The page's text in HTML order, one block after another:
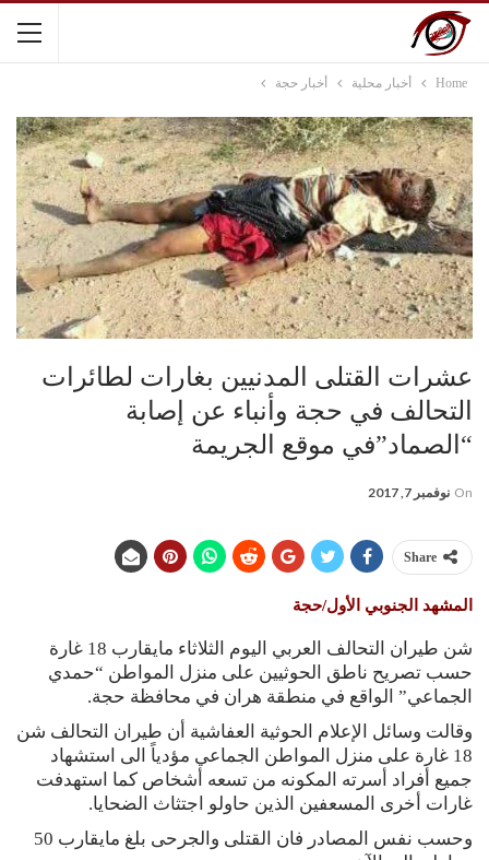
Home أخبار محلية أخبار حجة
عشرات القتلى المدنيين بغارات لطائرات
التحالف في حجة وأنباء عن إصابة
“الصماد”في موقع الجريمة
On نوفمبر 7, 2017
Share
المشهد الجنوبي الأول/حجة
شن طيران التحالف العربي اليوم الثلاثاء مايقارب 18 غارة
حسب تصريح ناطق الحوثيين على منزل المواطن “حمدي
الجماعي” الواقع في منطقة هران في محافظة حجة.
وقالت وسائل الإعلام الحوثية العفاشية أن طيران التحالف شن
18 غارة على منزل المواطن الجماعي مؤدياً الى استشهاد
جميع أفراد أسرته المكونه من تسعه أشخاص كما استهدفت
غارات أخرى المسعفين الذين حاولو اجتثاث الضحايا.
وحسب نفس المصادر فان القتلى والجرحى بلغ مايقارب 50